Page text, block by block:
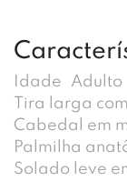
Idade
Adulto
Tira larga
Cabedal em
Palmilha
Solado leve